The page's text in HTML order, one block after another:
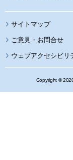
サイトマップ
ウェブアクセシビリ
Copyright ©